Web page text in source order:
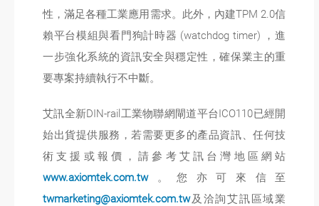
性，滿足各種工業應用需求。此外，內建TPM 2.0信
賴平台模組與看門狗計時器 (watchdog timer) ，進
一步強化系統的資訊安全與穩定性，確保業主的重
要專案持續執行不中斷。
艾訊全新DIN-rail工業物聯網閘道平台ICO110已經開
始出貨提供服務，若需要更多的產品資訊、任何技
術支援或報價，請參考艾訊台灣地區網站
www.axiomtek.com.tw。您亦可來信至
twmarketing@axiomtek.com.tw及洽詢艾訊區域業